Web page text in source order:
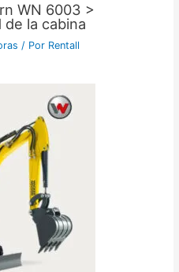
WN 6003 >
la cabina
/ Por Rentall